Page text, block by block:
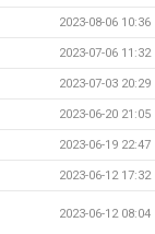
2023-08-06 10:36
2023-07-06 11:32
2023-07-03 20:29
2023-06-20 21:05
2023-06-19 22:47
2023-06-12 17:32
2023-06-12 08:04